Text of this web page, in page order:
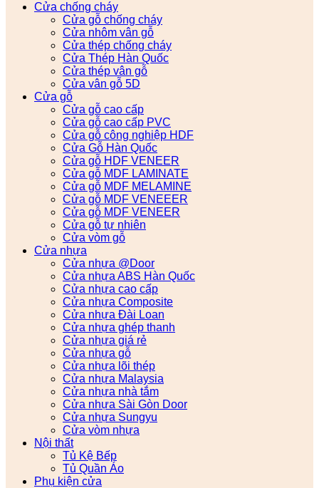
Cửa chống cháy
Cửa gỗ chống cháy
Cửa nhôm vân gỗ
Cửa thép chống cháy
Cửa Thép Hàn Quốc
Cửa thép vân gỗ
Cửa vân gỗ 5D
Cửa gỗ
Cửa gỗ cao cấp
Cửa gỗ cao cấp PVC
Cửa gỗ công nghiệp HDF
Cửa Gỗ Hàn Quốc
Cửa gỗ HDF VENEER
Cửa gỗ MDF LAMINATE
Cửa gỗ MDF MELAMINE
Cửa gỗ MDF VENEEER
Cửa gỗ MDF VENEER
Cửa gỗ tự nhiên
Cửa vòm gỗ
Cửa nhựa
Cửa nhựa @Door
Cửa nhựa ABS Hàn Quốc
Cửa nhựa cao cấp
Cửa nhựa Composite
Cửa nhựa Đài Loan
Cửa nhựa ghép thanh
Cửa nhựa giá rẻ
Cửa nhựa gỗ
Cửa nhựa lõi thép
Cửa nhựa Malaysia
Cửa nhựa nhà tắm
Cửa nhựa Sài Gòn Door
Cửa nhựa Sungyu
Cửa vòm nhựa
Nội thất
Tủ Kệ Bếp
Tủ Quần Áo
Phụ kiện cửa